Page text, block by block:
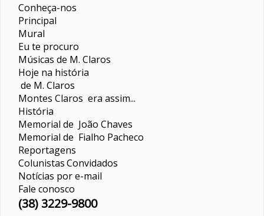
Conheça-nos
Principal
Mural
Eu te procuro
Músicas de M. Claros
Hoje na história
de M. Claros
Montes Claros era assim...
História
Memorial de João Chaves
Memorial de Fialho Pacheco
Reportagens
ColunistasConvidados
Notícias por e-mail
Fale conosco
(38) 3229-9800